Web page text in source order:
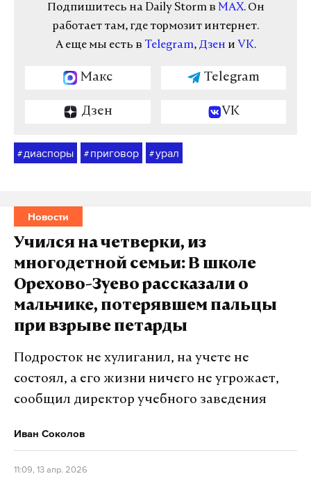
Подпишитесь на Daily Storm в MAX. Он
работает там, где тормозит интернет.
А еще мы есть в Telegram, Дзен и VK.
Макс Telegram
Дзен VK
# диаспоры # приговор #урал
Новости
Учился на четверки, из
многодетной семьи: В школе
Орехово-Зуево рассказали о
мальчике, потерявшем пальцы
при взрыве петарды
Подросток не хулиганил, на учете не
состоял, а его жизни ничего не угрожает,
сообщил директор учебного заведения
Иван Соколов
11:09, 13 апр. 2026